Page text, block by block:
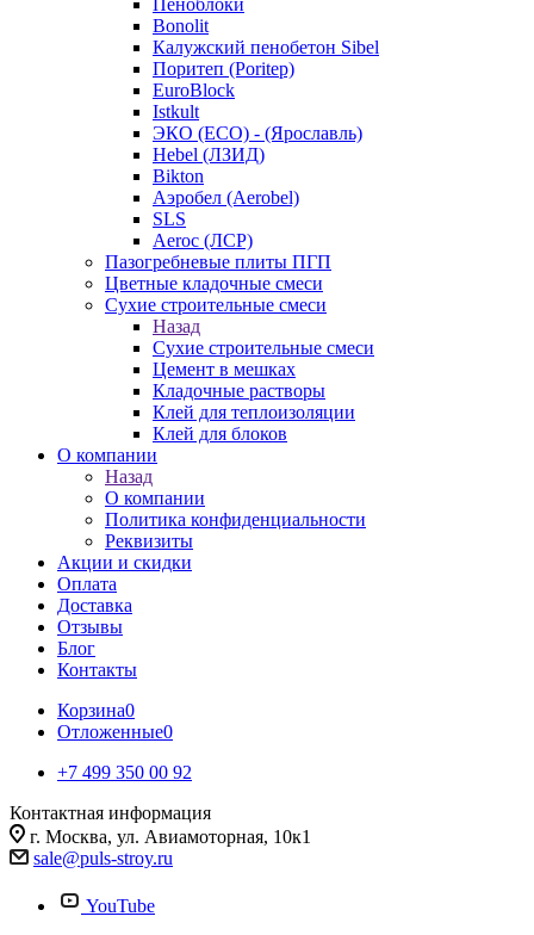
Пеноблоки
Bonolit
Калужский пенобетон Sibel
Поритеп (Poritep)
EuroBlock
Istkult
ЭКО (ECO) - (Ярославль)
Hebel (ЛЗИД)
Bikton
Аэробел (Aerobel)
SLS
Aeroc (ЛСР)
Пазогребневые плиты ПГП
Цветные кладочные смеси
Сухие строительные смеси
Назад
Сухие строительные смеси
Цемент в мешках
Кладочные растворы
Клей для теплоизоляции
Клей для блоков
О компании
Назад
О компании
Политика конфиденциальности
Реквизиты
Акции и скидки
Оплата
Доставка
Отзывы
Блог
Контакты
Корзина0
Отложенные0
+7 499 350 00 92
Контактная информация
г. Москва, ул. Авиамоторная, 10к1
sale@puls-stroy.ru
YouTube